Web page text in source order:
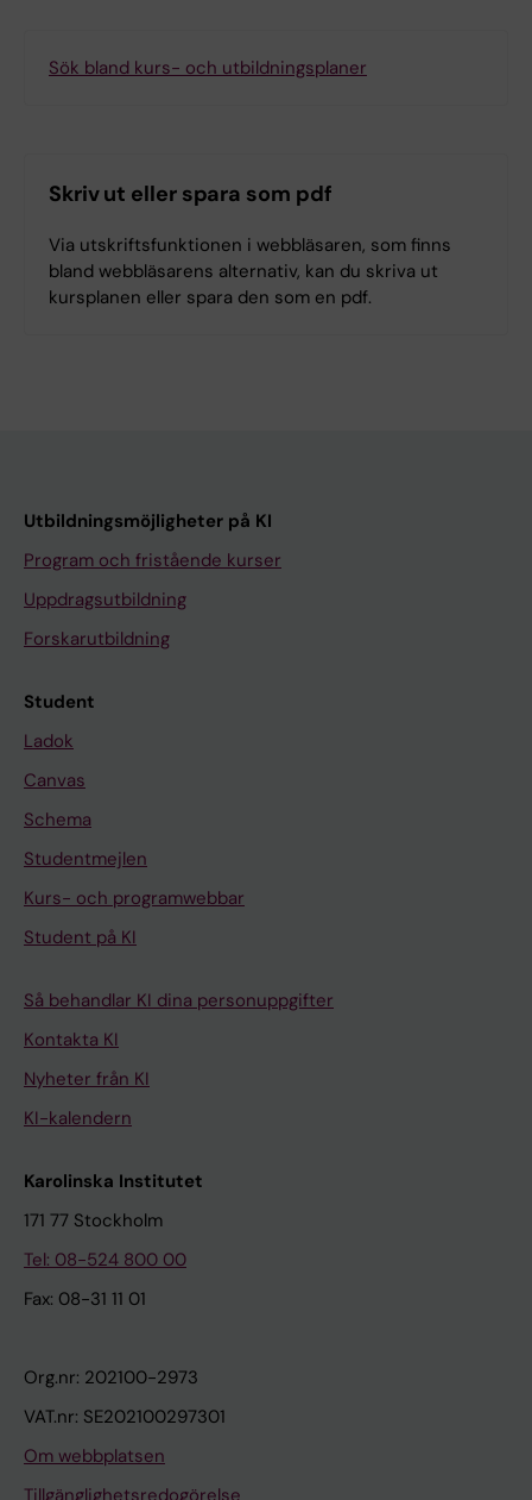
Sök bland kurs- och utbildningsplaner
Skriv ut eller spara som pdf
Via utskriftsfunktionen i webbläsaren, som finns
bland webbläsarens alternativ, kan du skriva ut
kursplanen eller spara den som en pdf.
Utbildningsmöjligheter på KI
Program och fristående kurser
Uppdragsutbildning
Forskarutbildning
Student
Ladok
Canvas
Schema
Studentmejlen
Kurs- och programwebbar
Student på KI
Så behandlar KI dina personuppgifter
Kontakta KI
Nyheter från KI
KI-kalendern
Karolinska Institutet
171 77 Stockholm
Tel: 08-524 800 00
Fax: 08-31 11 01
Org.nr: 202100-2973
VAT.nr: SE202100297301
Om webbplatsen